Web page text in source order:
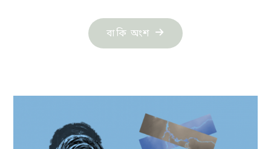
বাকি অংশ "একগুচ্ছ
কবিতা: